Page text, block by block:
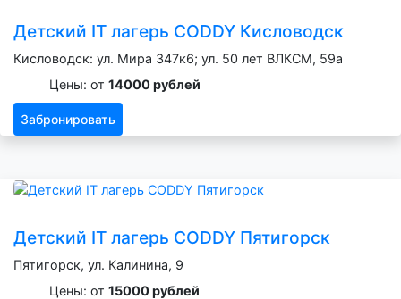
Детский IT лагерь CODDY Кисловодск
Кисловодск: ул. Мира 347к6; ул. 50 лет ВЛКСМ, 59а
Цены: от 14000 рублей
Забронировать
Детский IT лагерь CODDY Пятигорск
Пятигорск, ул. Калинина, 9
Цены: от 15000 рублей